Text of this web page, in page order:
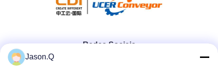
Redes Sociais
Jason.Q